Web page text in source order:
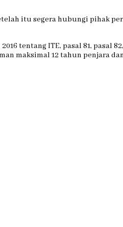
itu segera hubungi pihak
tentang ITE, pasal 81, pasal
maksimal 12 tahun penjara